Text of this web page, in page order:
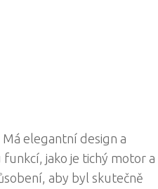
elegantní design a
jako je tichý motor a
aby byl skutečně